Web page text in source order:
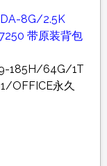
8G/2.5K
带原装背包
185H/64G/1T
OFFICE永久